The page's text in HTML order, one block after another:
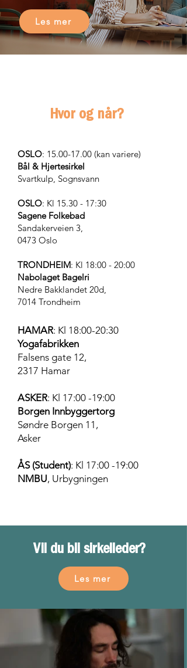
Les mer
Hvor og når?
OSLO: 15.00-17.00 (kan variere)
Bål & Hjertesirkel
Svartkulp, Sognsvann
OSLO: Kl 15.30 - 17:30
Sagene Folkebad
Sandakerveien 3,
0473 Oslo
TRONDHEIM: Kl 18:00 - 20:00
Nabolaget Bagelri
Nedre Bakklandet 20d,
7014 Trondheim
HAMAR: Kl 18:00-20:30
Yogafabrikken
Falsens gate 12,
2317 Hamar
ASKER: Kl 17:00 -19:00
Borgen Innbyggertorg
Søndre Borgen 11,
Asker
ÅS (Student): Kl 17:00 -19:00
NMBU, Urbygningen​
Vil du bli sirkelleder?
Les mer